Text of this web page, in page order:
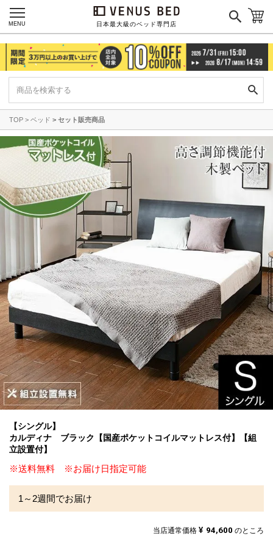
日本最大級のベッド専門店
MENU
TOP ベッド セット販売商品
【シングル】
カルディナ ブラック【国産ポケットコイルマットレス付】【組
立設置付】
※送料無料 ※お届け日指定可能
1～2週間でお届け
当店通常価格 ¥ 94,600 のところ